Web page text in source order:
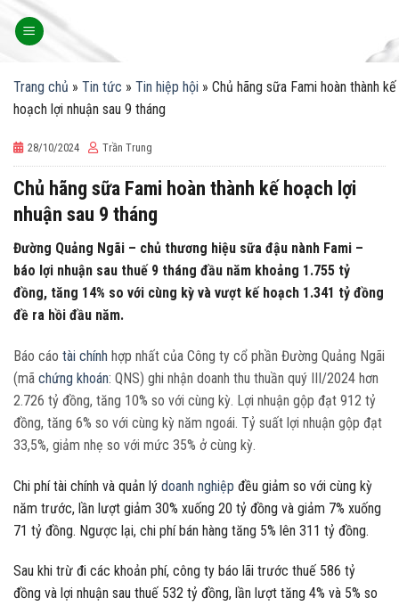
Trang chủ » Tin tức » Tin hiệp hội » Chủ hãng sữa Fami hoàn thành kế
hoạch lợi nhuận sau 9 tháng
28/10/2024 Trần Trung
Chủ hãng sữa Fami hoàn thành kế hoạch lợi
nhuận sau 9 tháng
Đường Quảng Ngãi – chủ thương hiệu sữa đậu nành Fami –
báo lợi nhuận sau thuế 9 tháng đầu năm khoảng 1.755 tỷ
đồng, tăng 14% so với cùng kỳ và vượt kế hoạch 1.341 tỷ đồng
đề ra hồi đầu năm.
Báo cáo tài chính hợp nhất của Công ty cổ phần Đường Quảng Ngãi
(mã chứng khoán: QNS) ghi nhận doanh thu thuần quý III/2024 hơn
2.726 tỷ đồng, tăng 10% so với cùng kỳ. Lợi nhuận gộp đạt 912 tỷ
đồng, tăng 6% so với cùng kỳ năm ngoái. Tỷ suất lợi nhuận gộp đạt
33,5%, giảm nhẹ so với mức 35% ở cùng kỳ.
Chi phí tài chính và quản lý doanh nghiệp đều giảm so với cùng kỳ
năm trước, lần lượt giảm 30% xuống 20 tỷ đồng và giảm 7% xuống
71 tỷ đồng. Ngược lại, chi phí bán hàng tăng 5% lên 311 tỷ đồng.
Sau khi trừ đi các khoản phí, công ty báo lãi trước thuế 586 tỷ
đồng và lợi nhuận sau thuế 532 tỷ đồng, lần lượt tăng 4% và 5% so